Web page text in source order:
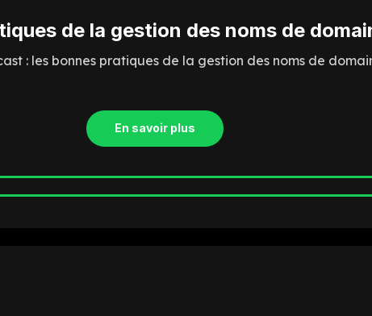
de la gestion des noms de
: les bonnes pratiques de la gestion des noms de
En savoir plus